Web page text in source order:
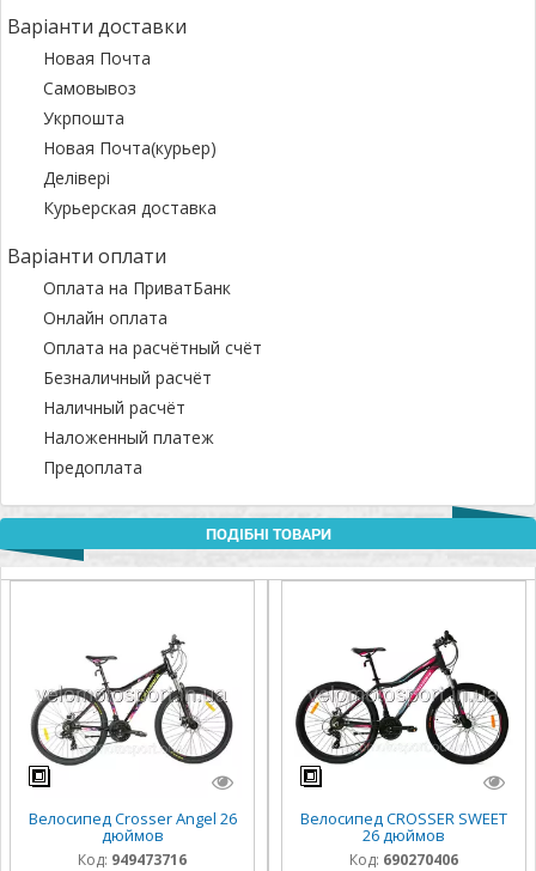
Варіанти доставки
Новая Почта
Самовывоз
Укрпошта
Новая Почта(курьер)
Делівері
Курьерская доставка
Варіанти оплати
Оплата на ПриватБанк
Онлайн оплата
Оплата на расчётный счёт
Безналичный расчёт
Наличный расчёт
Наложенный платеж
Предоплата
ПОДІБНІ ТОВАРИ
Велосипед Crosser Angel 26
дюймов
Код: 949473716
Велосипед CROSSER SWEET
26 дюймов
Код: 690270406